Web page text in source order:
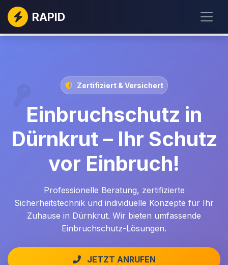
RAPID
Zertifiziert & Versichert
Einbruchschutz in
Dürnkrut – Ihr Schutz
vor Einbruch!
Professionelle Beratung, zertifizierte
Sicherheitstechnik und individuelle Konzepte für Ihr
Zuhause in Dürnkrut. Wir bieten umfassende
Einbruchschutz-Lösungen.
JETZT ANRUFEN